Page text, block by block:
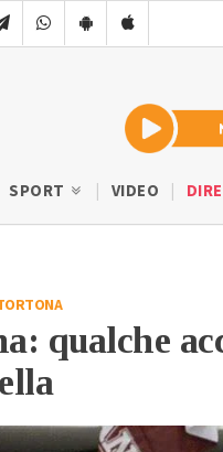
SPORT VIDEO
qualche